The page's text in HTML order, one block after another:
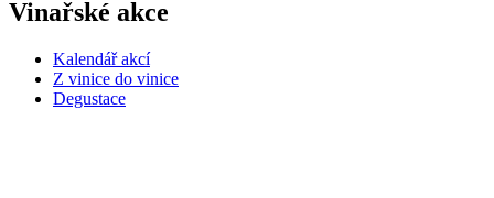
Vinařské akce
Kalendář akcí
Z vinice do vinice
Degustace